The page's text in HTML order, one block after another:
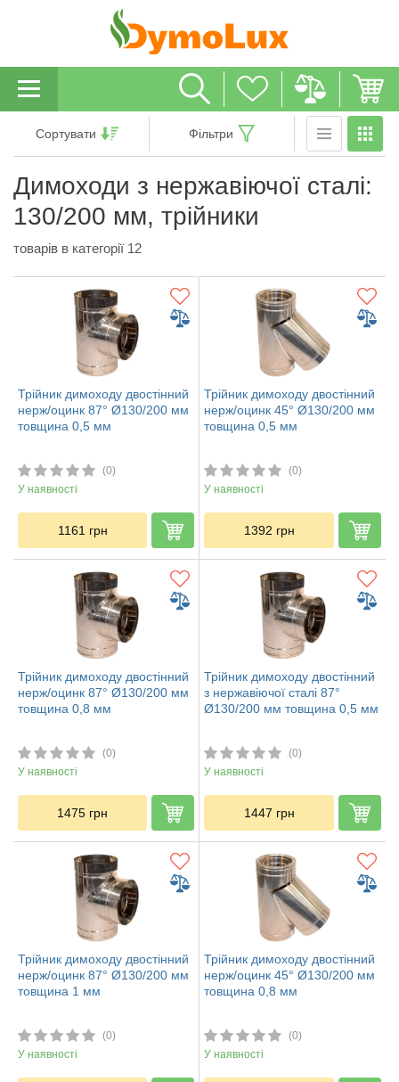
Димоходи з нержавіючої сталі:
130/200 мм, трійники
товарів в категорії 12
Сортувати Фільтри
Трійник димоходу двостінний
нерж/оцинк 87° Ø130/200 мм
товщина 0,5 мм
(0)
У наявності
1161 грн
Трійник димоходу двостінний
нерж/оцинк 45° Ø130/200 мм
товщина 0,5 мм
(0)
У наявності
1392 грн
Трійник димоходу двостінний
нерж/оцинк 87° Ø130/200 мм
товщина 0,8 мм
(0)
У наявності
1475 грн
Трійник димоходу двостінний
з нержавіючої сталі 87°
Ø130/200 мм товщина 0,5 мм
(0)
У наявності
1447 грн
Трійник димоходу двостінний
нерж/оцинк 87° Ø130/200 мм
товщина 1 мм
(0)
У наявності
Трійник димоходу двостінний
нерж/оцинк 45° Ø130/200 мм
товщина 0,8 мм
(0)
У наявності